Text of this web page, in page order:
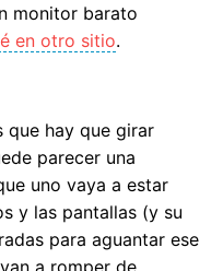
monitor barato
en otro sitio.
que hay que girar
parecer una
uno vaya a estar
y las pantallas (y su
para aguantar ese
a romper de